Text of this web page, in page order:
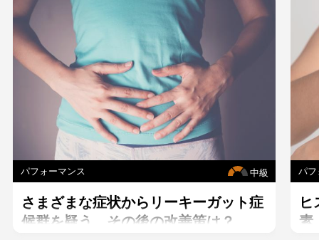
中級
パフォーマンス
さまざまな症状からリーキーガット症
候群を疑う。その後の改善策は？
パフ
素